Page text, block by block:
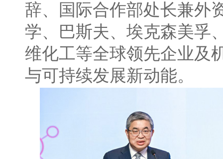
辞、国际合作部处长兼外
学、巴斯夫、埃克森美孚
维化工等全球领先企业及
与可持续发展新动能。